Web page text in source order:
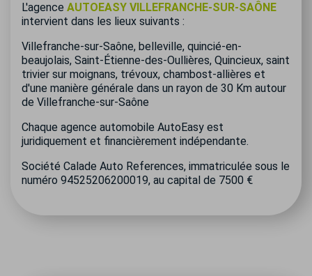
L'agence AUTOEASY VILLEFRANCHE-SUR-SAÔNE
intervient dans les lieux suivants :
Villefranche-sur-Saône, belleville, quincié-en-
beaujolais, Saint-Étienne-des-Oullières, Quincieux, saint
trivier sur moignans, trévoux, chambost-allières et
d'une manière générale dans un rayon de 30 Km autour
de Villefranche-sur-Saône
Chaque agence automobile AutoEasy est
juridiquement et financièrement indépendante.
Société Calade Auto References, immatriculée sous le
numéro 94525206200019, au capital de 7500 €